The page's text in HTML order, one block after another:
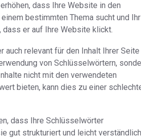
dass Ihre Website in den
bestimmten Thema sucht und
dass er auf Ihre Website klickt.
relevant für den Inhalt Ihrer Seite
von Schlüsselwörtern,
nicht mit den verwendeten
bieten, kann dies zu einer
dass Ihre Schlüsselwörter
gut strukturiert und leicht